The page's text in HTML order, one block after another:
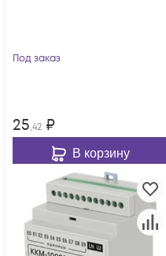
Под заказ
25,42 ₽
В корзину